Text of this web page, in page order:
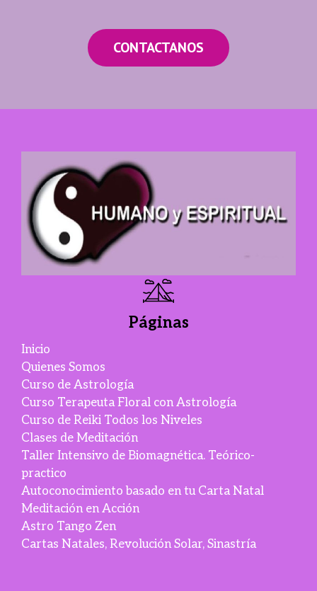
CONTACTANOS
Páginas
Inicio
Quienes Somos
Curso de Astrología
Curso Terapeuta Floral con Astrología
Curso de Reiki Todos los Niveles
Clases de Meditación
Taller Intensivo de Biomagnética. Teórico-
practico
Autoconocimiento basado en tu Carta Natal
Meditación en Acción
Astro Tango Zen
Cartas Natales, Revolución Solar, Sinastría